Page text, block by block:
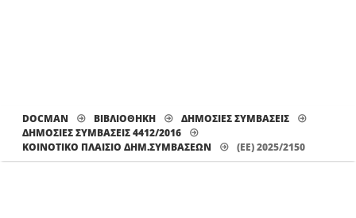
DOCMAN ΒΙΒΛΙΟΘΗΚΗ
ΔΗΜΟΣΙΕΣ ΣΥΜΒΑΣΕΙΣ
ΔΗΜΟΣΙΕΣ ΣΥΜΒΑΣΕΙΣ 4412/2016
ΚΟΙΝΟΤΙΚΌ ΠΛΑΊΣΙΟ ΔΗΜ.ΣΥΜΒΆΣΕΩΝ
(ΕΕ) 2025/2150